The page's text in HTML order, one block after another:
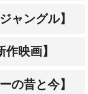
ャングル】
映画】
の昔と今】